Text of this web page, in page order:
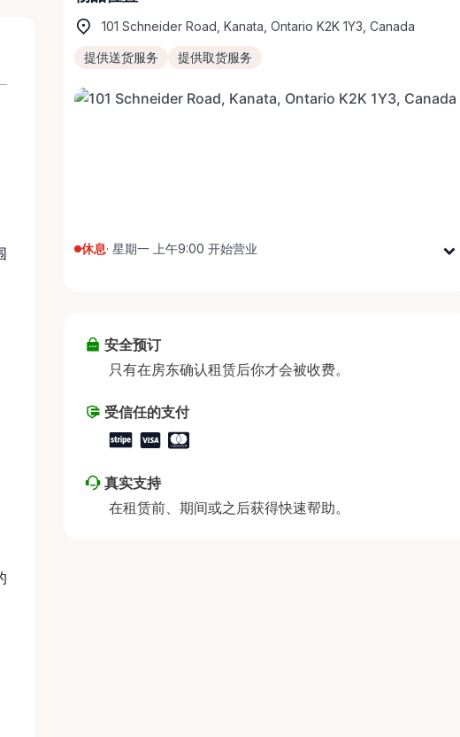
101 Schneider Road, Kanata, Ontario K2K 1Y3, Canada
提供送货服务 提供取货服务
休息· 星期一 上午9:00 开始营业
星期四
星期五
星期六
星期日
安全预订
只有在房东确认租赁后你才会被收费。
受信任的支付
真实支持
在租赁前、期间或之后获得快速帮助。